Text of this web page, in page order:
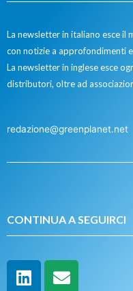
La newsletter in italiano esce il
con notizie a approfondimenti
La newsletter in inglese esce
distributori, oltre ad
redazione@greenplanet.net
CONTINUA A SEGUIRCI